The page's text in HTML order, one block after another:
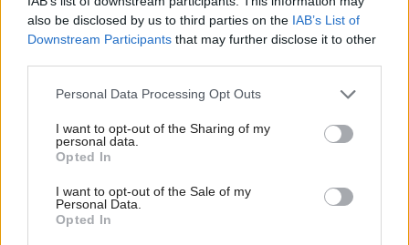
also be disclosed by us to third parties on the IAB’s List of
Downstream Participants that may further disclose it to other
Please note that this website/app uses one or more Google
not limited to your visit or usage behaviour. You may click to
grant or deny consent to Google and its third-party tags to
use your data for below specified purposes in below Google
consent section.
Personal Data Processing Opt Outs
I want to opt-out of the Sharing of my
personal data.
Opted In
I want to opt-out of the Sale of my
Personal Data.
Opted In
Re: Toto je najväčší mýtus pri ošetrení dreva a môže vás
vyjsť draho. Ako ho ochrániť pred hnitím a škodcami?
clovek by cakal ze vysusene drahe drevo bolo predtym naparovane aby